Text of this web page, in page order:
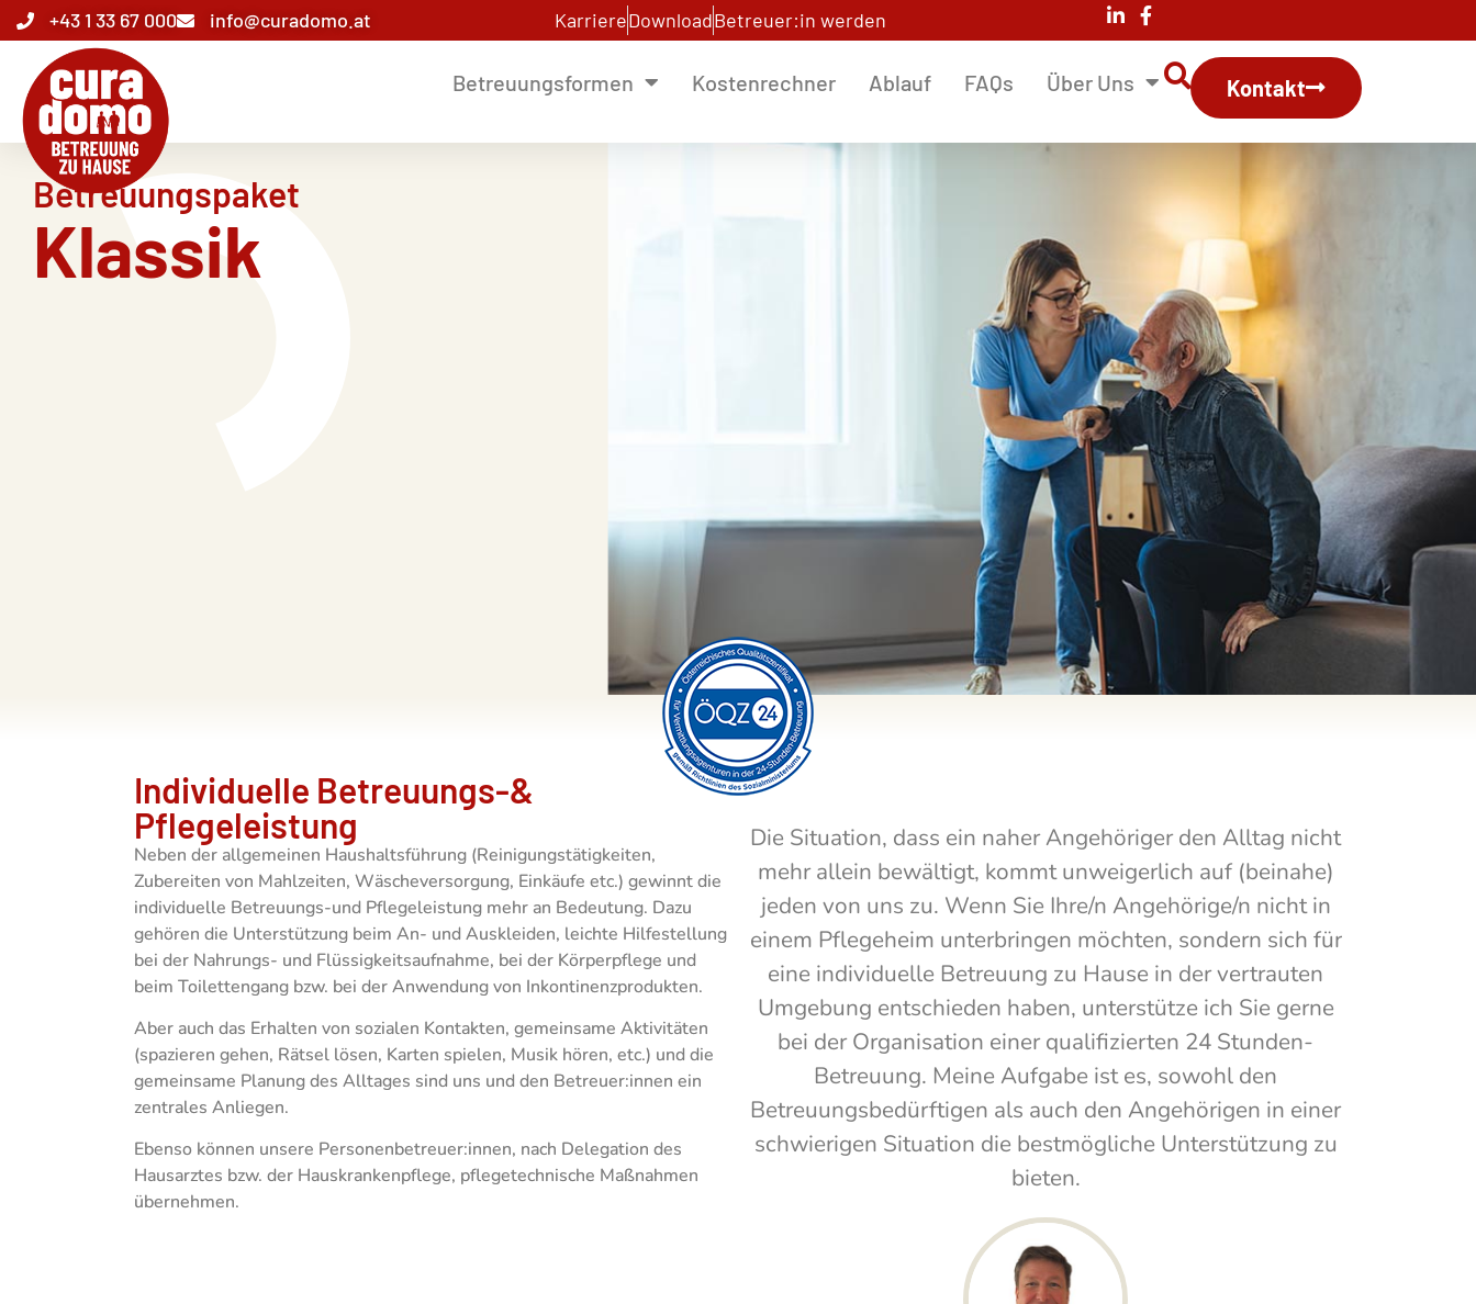
+43 1 33 67 000 info@curadomo.at KarriereDownloadBetreuer:in werden
Betreuungsformen Kostenrechner Ablauf FAQs Über Uns Kontakt
Betreuungspaket
Klassik
Individuelle Betreuungs-&
Pflegeleistung
Neben der allgemeinen Haushaltsführung (Reinigungstätigkeiten,
Zubereiten von Mahlzeiten, Wäscheversorgung, Einkäufe etc.) gewinnt die
individuelle Betreuungs-und Pflegeleistung mehr an Bedeutung. Dazu
gehören die Unterstützung beim An- und Auskleiden, leichte Hilfestellung
bei der Nahrungs- und Flüssigkeitsaufnahme, bei der Körperpflege und
beim Toilettengang bzw. bei der Anwendung von Inkontinenzprodukten.
Aber auch das Erhalten von sozialen Kontakten, gemeinsame Aktivitäten
(spazieren gehen, Rätsel lösen, Karten spielen, Musik hören, etc.) und die
gemeinsame Planung des Alltages sind uns und den Betreuer:innen ein
zentrales Anliegen.
Ebenso können unsere Personenbetreuer:innen, nach Delegation des
Hausarztes bzw. der Hauskrankenpflege, pflegetechnische Maßnahmen
übernehmen.
Die Situation, dass ein naher Angehöriger den Alltag nicht
mehr allein bewältigt, kommt unweigerlich auf (beinahe)
jeden von uns zu. Wenn Sie Ihre/n Angehörige/n nicht in
einem Pflegeheim unterbringen möchten, sondern sich für
eine individuelle Betreuung zu Hause in der vertrauten
Umgebung entschieden haben, unterstütze ich Sie gerne
bei der Organisation einer qualifizierten 24 Stunden-
Betreuung. Meine Aufgabe ist es, sowohl den
Betreuungsbedürftigen als auch den Angehörigen in einer
schwierigen Situation die bestmögliche Unterstützung zu
bieten.